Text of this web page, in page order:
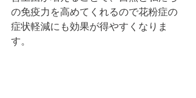
の免疫力を高めてくれるので花粉症の
症状軽減にも効果が得やすくなりま
す。